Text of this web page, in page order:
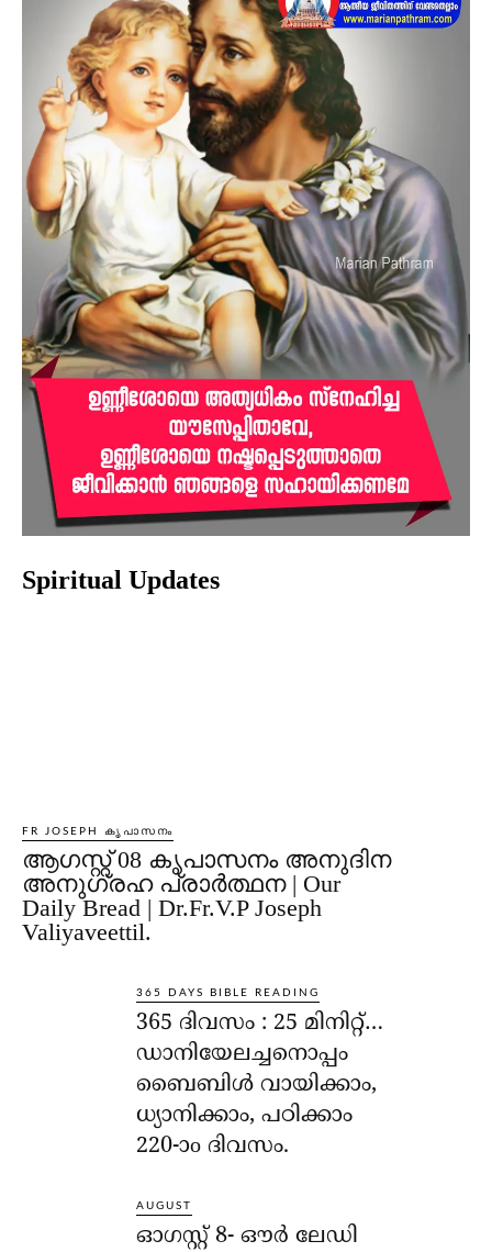
Spiritual Updates
FR JOSEPH കൃപാസനം
ആഗസ്റ്റ് 08 കൃപാസനം അനുദിന
അനുഗ്രഹ പ്രാർത്ഥന | Our
Daily Bread | Dr.Fr.V.P Joseph
Valiyaveettil.
365 DAYS BIBLE READING
365 ദിവസം : 25 മിനിറ്റ്…
ഡാനിയേലച്ചനൊപ്പം
ബൈബിൾ വായിക്കാം,
ധ്യാനിക്കാം, പഠിക്കാം
220-ാo ദിവസം.
AUGUST
ഓഗസ്റ്റ് 8- ഔര്‍ ലേഡി